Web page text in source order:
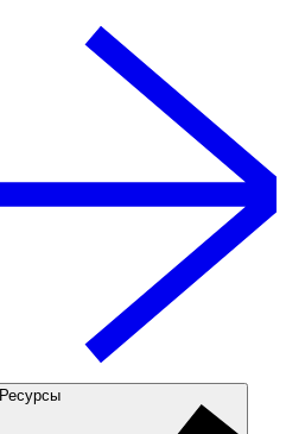
Ресурсы